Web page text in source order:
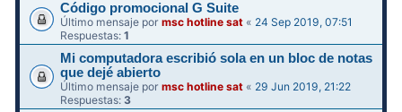
Código promocional G Suite
Último mensaje pormsc hotline sat « 24 Sep 2019, 07:51
Respuestas:1
Mi computadora escribió sola en un bloc de notas
que dejé abierto
Último mensaje pormsc hotline sat « 29 Jun 2019, 21:22
Respuestas: 3